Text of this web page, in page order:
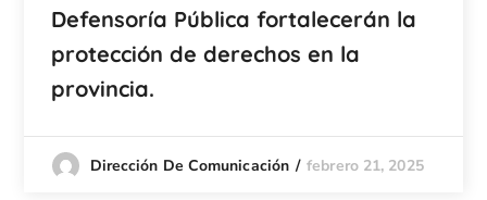
Defensoría Pública fortalecerán la
protección de derechos en la
provincia.
Dirección De Comunicación febrero 21, 2025